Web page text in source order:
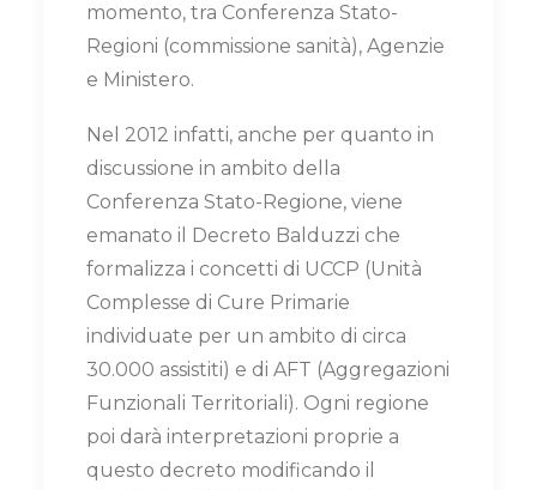
momento, tra Conferenza Stato-
Regioni (commissione sanità), Agenzie
e Ministero.
Nel 2012 infatti, anche per quanto in
discussione in ambito della
Conferenza Stato-Regione, viene
emanato il Decreto Balduzzi che
formalizza i concetti di UCCP (Unità
Complesse di Cure Primarie
individuate per un ambito di circa
30.000 assistiti) e di AFT (Aggregazioni
Funzionali Territoriali). Ogni regione
poi darà interpretazioni proprie a
questo decreto modificando il